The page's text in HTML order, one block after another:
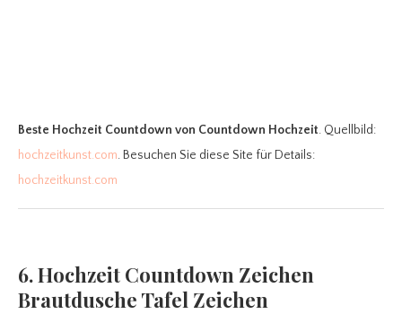
Beste Hochzeit Countdown von Countdown Hochzeit. Quellbild:
hochzeitkunst.com. Besuchen Sie diese Site für Details:
hochzeitkunst.com
6. Hochzeit Countdown Zeichen
Brautdusche Tafel Zeichen